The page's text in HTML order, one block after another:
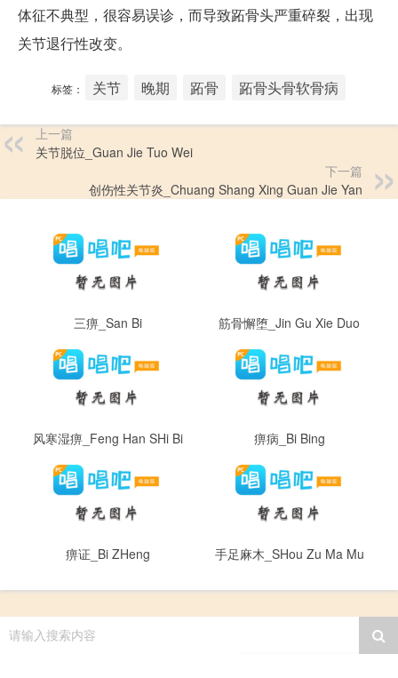
体征不典型，很容易误诊，而导致跖骨头严重碎裂，出现
关节退行性改变。
标签： 关节 晚期 跖骨 跖骨头骨软骨病
上一篇
关节脱位_Guan Jie Tuo Wei
下一篇
创伤性关节炎_Chuang Shang Xing Guan Jie Yan
三痹_San Bi 筋骨懈堕_Jin Gu Xie Duo
风寒湿痹_Feng Han SHi Bi 痹病_Bi Bing
痹证_Bi ZHeng 手足麻木_SHou Zu Ma Mu
请输入搜索内容